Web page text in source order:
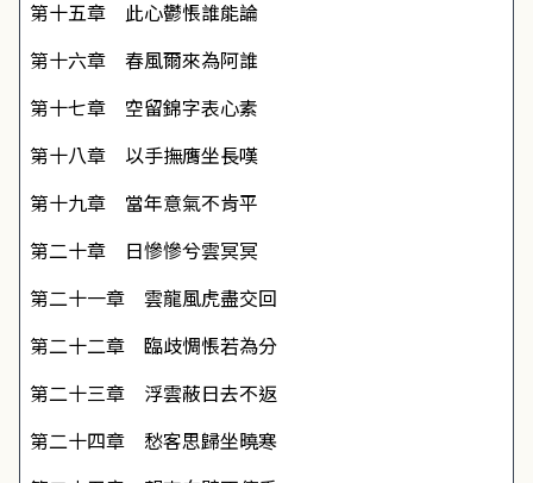
第十五章 此心鬱悵誰能論
第十六章 春風爾來為阿誰
第十七章 空留錦字表心素
第十八章 以手撫膺坐長嘆
第十九章 當年意氣不肯平
第二十章 日慘慘兮雲冥冥
第二十一章 雲龍風虎盡交回
第二十二章 臨歧惆悵若為分
第二十三章 浮雲蔽日去不返
第二十四章 愁客思歸坐曉寒